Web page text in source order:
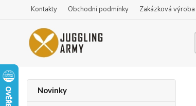
Kontakty Obchodní podmínky Zakázková výroba
Novinky